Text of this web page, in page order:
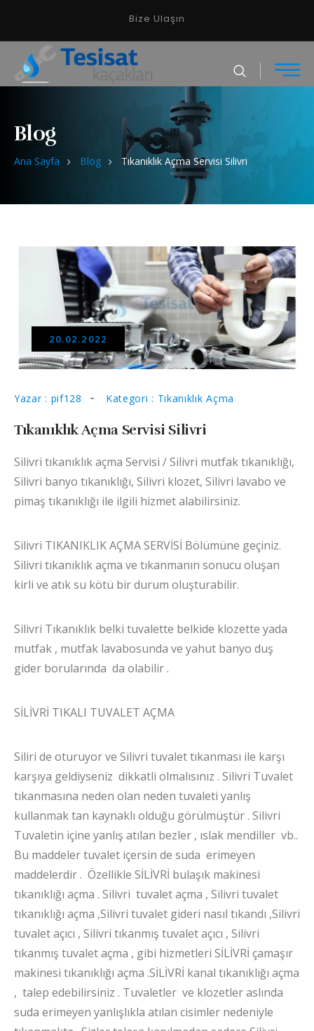
Bize Ulaşın
Blog
Ana Sayfa Blog Tıkanıklık Açma Servisi Silivri
20.02.2022
Yazar : pif128 Kategori : Tıkanıklık Açma
Tıkanıklık Açma Servisi Silivri
Silivri tıkanıklık açma Servisi / Silivri mutfak tıkanıklığı,
Silivri banyo tıkanıklığı, Silivri klozet, Silivri lavabo ve
pimaş tıkanıklığı ile ilgili hizmet alabilirsiniz.
Silivri TIKANIKLIK AÇMA SERVİSİ Bölümüne geçiniz.
Silivri tıkanıklık açma ve tıkanmanın sonucu oluşan
kirli ve atık su kötü bir durum oluşturabilir.
Silivri Tıkanıklık belki tuvalette belkide klozette yada
mutfak , mutfak lavabosunda ve yahut banyo duş
gider borularında da olabilir .
SİLİVRİ TIKALI TUVALET AÇMA
Siliri de oturuyor ve Silivri tuvalet tıkanması ile karşı
karşıya geldiyseniz dikkatli olmalısınız . Silivri Tuvalet
tıkanmasına neden olan neden tuvaleti yanlış
kullanmak tan kaynaklı olduğu görülmüştür . Silivri
Tuvaletin içine yanlış atılan bezler , ıslak mendiller vb..
Bu maddeler tuvalet içersin de suda erimeyen
maddelerdir . Özellikle SİLİVRİ bulaşık makinesi
tıkanıklığı açma . Silivri tuvalet açma , Silivri tuvalet
tıkanıklığı açma ,Silivri tuvalet gideri nasıl tıkandı ,Silivri
tuvalet açıcı , Silivri tıkanmış tuvalet açıcı , Silivri
tıkanmış tuvalet açma , gibi hizmetleri SİLİVRİ çamaşır
makinesi tıkanıklığı açma .SİLİVRİ kanal tıkanıklığı açma
, talep edebilirsiniz . Tuvaletler ve klozetler aslında
suda erimeyen yanlışlıkla atılan cisimler nedeniyle